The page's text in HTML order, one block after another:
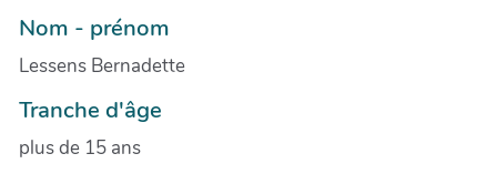
Nom - prénom
Lessens Bernadette
Tranche d'âge
plus de 15 ans